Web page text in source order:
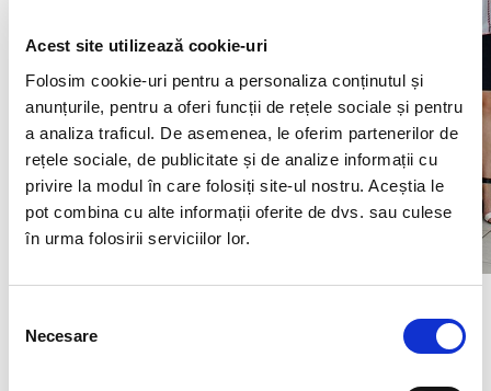
Acest site utilizează cookie-uri
Folosim cookie-uri pentru a personaliza conținutul și
anunțurile, pentru a oferi funcții de rețele sociale și pentru
a analiza traficul. De asemenea, le oferim partenerilor de
rețele sociale, de publicitate și de analize informații cu
privire la modul în care folosiți site-ul nostru. Aceștia le
pot combina cu alte informații oferite de dvs. sau culese
în urma folosirii serviciilor lor.
consimțământului
Necesare
Ziua Iei este celebrata in fiecare an incepand cu 2013,
mare drag aceasta sarbatoare si cultivam dragostea